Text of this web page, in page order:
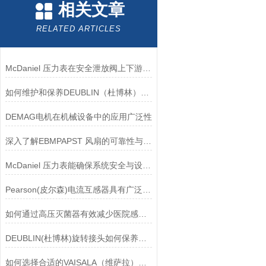
相关文章
RELATED ARTICLES
McDaniel 压力表在安全泄放阀上下游压力监测中的应用
DEMAG电机在机械设备中的应用广泛性
深入了解EBMPAPST 风扇的可靠性与耐用性
McDaniel 压力表能确保系统安全与设备寿命延长
如何通过高压灭菌器有效减少医院感染风险？
DEUBLIN(杜博林)旋转接头如何保养？需要注意哪些事项？